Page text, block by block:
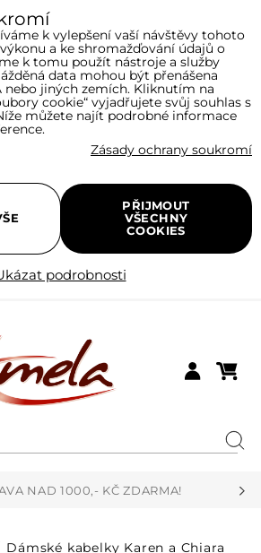
Přihlásit se
NAD 1000,- KČ ZDARMA!
Dámské kabelky Karen a Chiara
k vylepšení vaší návštěvy tohoto
a ke shromažďování údajů o
k tomu použít nástroje a služby
data mohou být přenášena
nebo jiných zemích. Kliknutím na
cookie“ vyjadřujete svůj souhlas s
můžete najít podrobné informace
Zásady ochrany soukromí
podrobnosti
PŘIJMOUT
VŠECHNY
COOKIES